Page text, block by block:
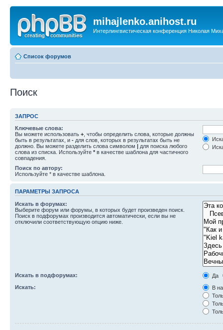
mihajlenko.anihost.ru
Интерлингвистическая конференция Николая
Список форумов
Поиск
ЗАПРОС
Ключевые слова:
Вы можете использовать + , чтобы определить слова, которые должны
быть в результатах, и - для слов, которых в результатах быть не
должно. Вы можете разделить слова символом | для поиска любого
слова из списка. Используйте * в качестве шаблона для частичного
совпадения.
Поиск по автору:
Используйте * в качестве шаблона.
ПАРАМЕТРЫ ЗАПРОСА
Искать в форумах:
Выберите форум или форумы, в которых будет произведен поиск.
Поиск в подфорумах производится автоматически, если вы не
отключили соответствующую опцию ниже.
Искать в подфорумах:
Да
Искать:
В